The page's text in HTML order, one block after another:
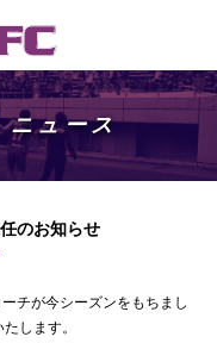
ニュース
のお知らせ
チが今シーズンをもちまし
します。